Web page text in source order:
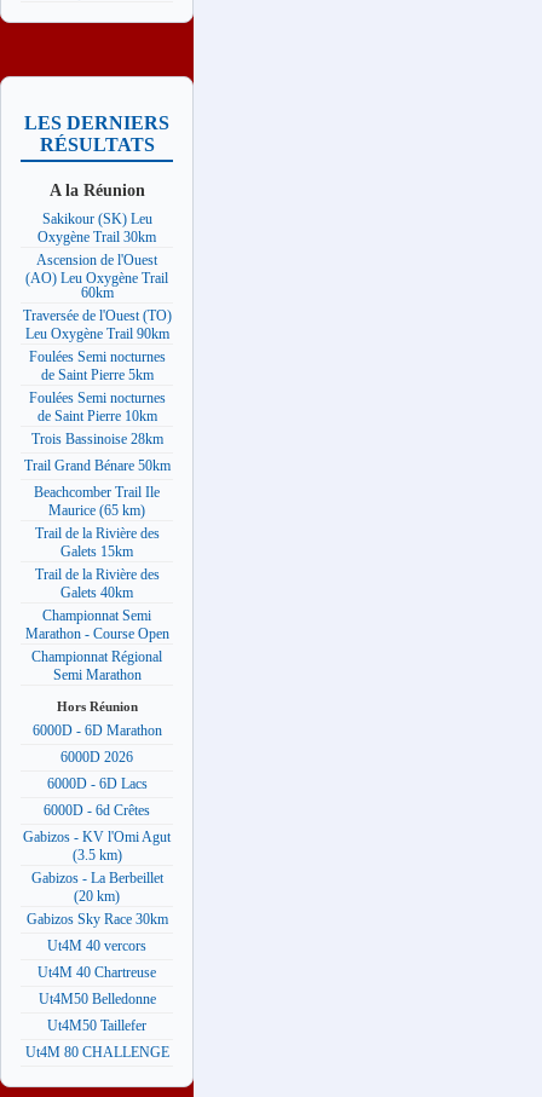
LES DERNIERS
RÉSULTATS
A la Réunion
Sakikour (SK) Leu
Oxygène Trail 30km
Ascension de l'Ouest
(AO) Leu Oxygène Trail
60km
Traversée de l'Ouest (TO)
Leu Oxygène Trail 90km
Foulées Semi nocturnes
de Saint Pierre 5km
Foulées Semi nocturnes
de Saint Pierre 10km
Trois Bassinoise 28km
Trail Grand Bénare 50km
Beachcomber Trail Ile
Maurice (65 km)
Trail de la Rivière des
Galets 15km
Trail de la Rivière des
Galets 40km
Championnat Semi
Marathon - Course Open
Championnat Régional
Semi Marathon
Hors Réunion
6000D - 6D Marathon
6000D 2026
6000D - 6D Lacs
6000D - 6d Crêtes
Gabizos - KV l'Omi Agut
(3.5 km)
Gabizos - La Berbeillet
(20 km)
Gabizos Sky Race 30km
Ut4M 40 vercors
Ut4M 40 Chartreuse
Ut4M50 Belledonne
Ut4M50 Taillefer
Ut4M 80 CHALLENGE